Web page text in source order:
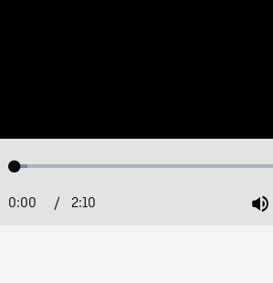
Loaded:
Current
0:00 / 2:10